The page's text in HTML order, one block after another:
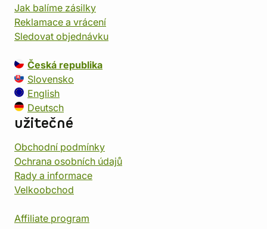
Jak balíme zásilky
Reklamace a vrácení
Sledovat objednávku
Česká republika
Slovensko
English
Deutsch
užitečné
Obchodní podmínky
Ochrana osobních údajů
Rady a informace
Velkoobchod
Affiliate program